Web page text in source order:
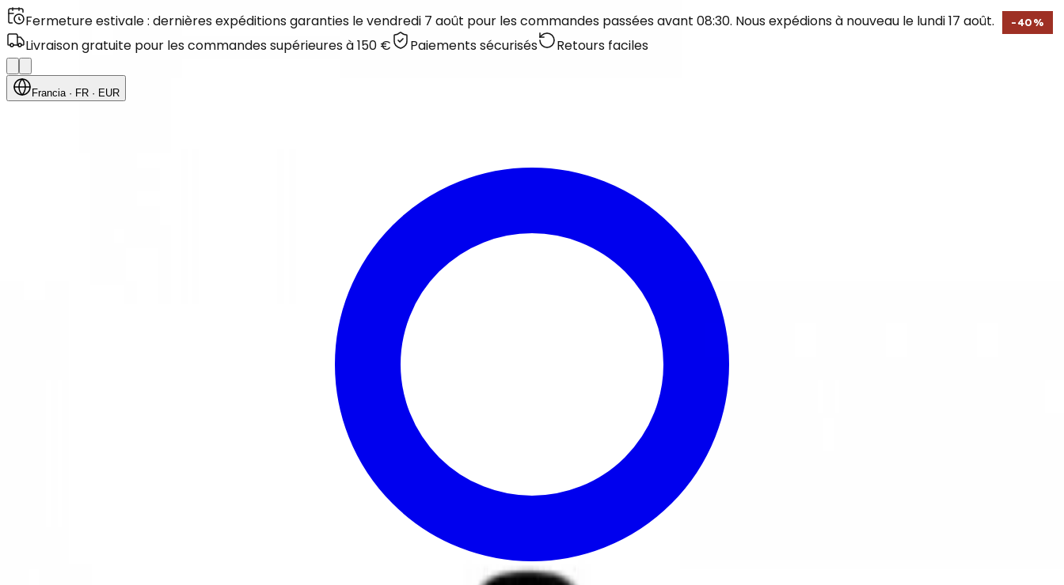
Fermeture estivale : dernières expéditions garanties le vendredi 7 août pour les commandes passées avant 08:30. Nous expédions à nouveau le lundi 17 août.
Livraison gratuite pour les commandes supérieures à 150 €
Paiements sécurisés Retours faciles
Francia· FR · EUR
- 40 %